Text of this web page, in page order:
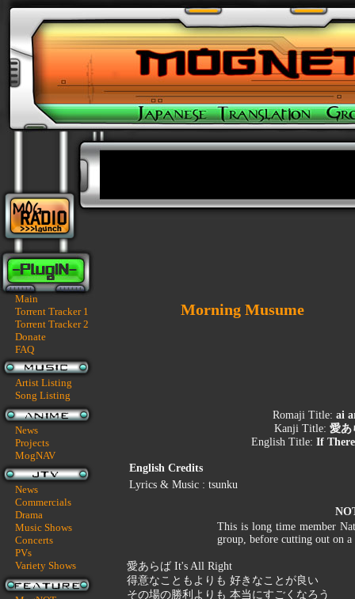
Main
Torrent Tracker 1
Torrent Tracker 2
Donate
FAQ
Artist Listing
Song Listing
News
Projects
MogNAV
News
Commercials
Drama
Music Shows
Concerts
PVs
Variety Shows
Morning Musume
Romaji Title: ai
Kanji Title: 愛あ
English Title: If
English Credits
Lyrics & Music : tsunku
This is long time member
group, before cutting out on a
愛あらば It's All Right
得意なこともよりも 好きなことが良い
その場の勝利よりも 本当にすごくなろう